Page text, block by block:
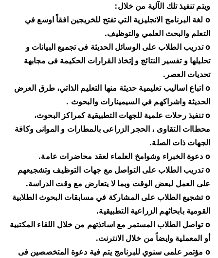
ويتم تنفيذ تلك الآلية من خلال:
o لغة البرنامج الانجليزية التي تفتح للخريجين افقاً اوسع في
التعلم والبحث العلمي والتوظيف.
o تدريب الطلاب على الوسائل الحديثة فى تجميع البيانات و
تحليلها و تفسير النتائج و إتخاذ القرارات الحكيمة فى مجابهة
تحديات العصر.
o اتباع اساليب تعليمية حديثة منها التعليم الذاتي، طرق العرض
الحديثة واشراكهم في السيمينارات والبحوث .
o تنفيذ رحلات علمية للجهات التطبيقية كمراكز البحوث،
محطاات التقاوى ، الحجر الزراعى بالمطارات و الموانى وكافة
الجهات ذات الصلة.
o دعوة الخبراء وشوامخ العلماء لعقد محاضرات عامة.
o تدريب الطلاب على التواصل مع جهات التوظيف وتشجيعهم
على العمل لبعض الوقت وبما لا يتعارض مع وقت الدراسة.
o تشجيع الطلاب على المشاركة في مسابقات البحوث الطلابية
القومية بابحاثهم الزراعية التطبيقية.
o تواصل الطلاب المستمر مع اساتذتهم من خلال اللقاء المكتبية
أو المعملية وايضاً من خلال الانترنت.
o مؤتمر علمى سنوي للبرنامج يتم فية دعوة المتخصصين فى